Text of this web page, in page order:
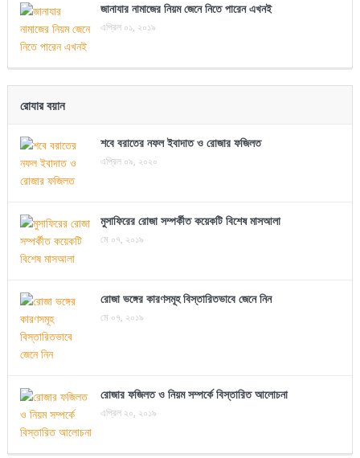
জানাযার নামাজের নিয়ম জেনে নিতে পারেন এখনই
এপ্রিল ০১, ২০১৯
রোযার বয়ান
শবে বরাতের নফল ইবাদাত ও রোজার ফজিলত
এপ্রিল ০৯, ২০২০
মুসাফিরের রোজা সম্পর্কীত কয়েকটি বিশেষ মাসআলা
মে ০৭, ২০১৯
রোজা ভঙ্গের কারণসমূহ বিস্তারিতভাবে জেনে নিন
মে ০৭, ২০১৯
রোজার ফজিলত ও নিয়ম সম্পর্কে বিস্তারিত আলোচনা
এপ্রিল ২০, ২০১৯